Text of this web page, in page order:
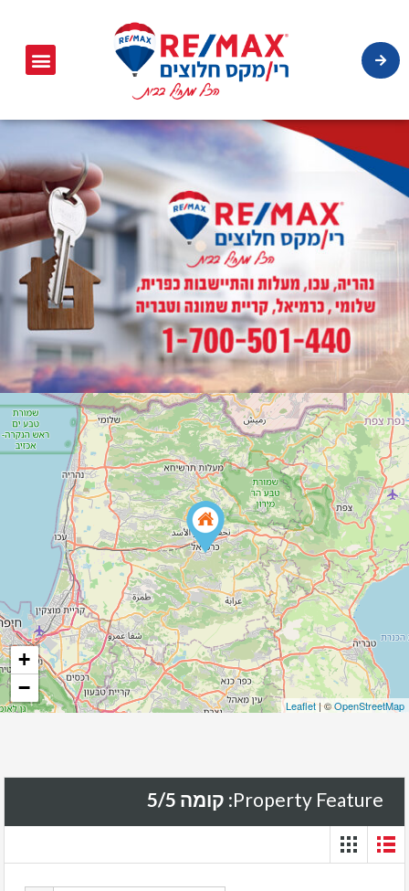
+
−
Leaflet| ©OpenStreetMap
Property Feature: קומה 5/5